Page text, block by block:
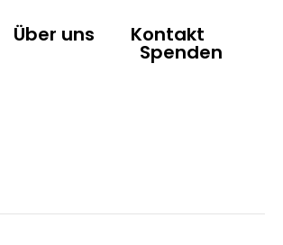
Über uns Kontakt
Spenden